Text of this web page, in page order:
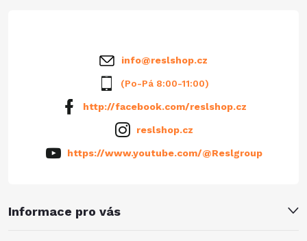
Informace pro vás
info@reslshop.cz
(Po-Pá 8:00-11:00)
http://facebook.com/reslshop.cz
reslshop.cz
https://www.youtube.com/@Reslgroup